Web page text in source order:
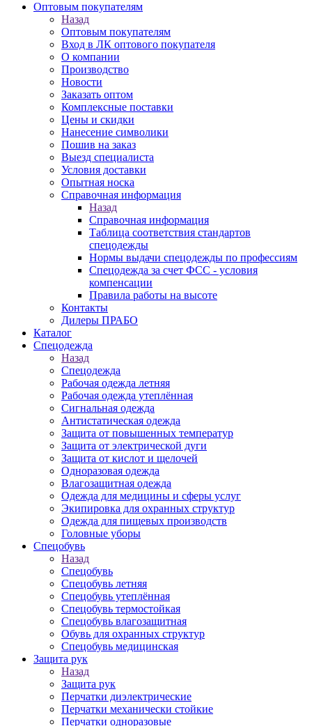
Оптовым покупателям
Назад
Оптовым покупателям
Вход в ЛК оптового покупателя
О компании
Производство
Новости
Заказать оптом
Комплексные поставки
Цены и скидки
Нанесение символики
Пошив на заказ
Выезд специалиста
Условия доставки
Опытная носка
Справочная информация
Назад
Справочная информация
Таблица соответствия стандартов
спецодежды
Нормы выдачи спецодежды по профессиям
Спецодежда за счет ФСС - условия
компенсации
Правила работы на высоте
Контакты
Дилеры ПРАБО
Каталог
Спецодежда
Назад
Спецодежда
Рабочая одежда летняя
Рабочая одежда утеплённая
Сигнальная одежда
Антистатическая одежда
Защита от повышенных температур
Защита от электрической дуги
Защита от кислот и щелочей
Одноразовая одежда
Влагозащитная одежда
Одежда для медицины и сферы услуг
Экипировка для охранных структур
Одежда для пищевых производств
Головные уборы
Спецобувь
Назад
Спецобувь
Спецобувь летняя
Спецобувь утеплённая
Спецобувь термостойкая
Спецобувь влагозащитная
Обувь для охранных структур
Спецобувь медицинская
Защита рук
Назад
Защита рук
Перчатки диэлектрические
Перчатки механически стойкие
Перчатки одноразовые